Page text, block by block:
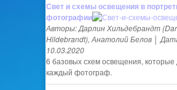
Свет и схемы освещения в
фотографии
Авторы: Дарлин Хильдебрандт
Hildebrandt), Анатолий Белов │
10.03.2020
6 базовых схем освещения, которые
каждый фотограф.